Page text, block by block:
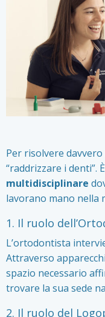
Per risolvere
“raddrizzare i denti”.
multidisciplinare
lavorano mano nella
1. Il ruolo
L’ortodontista
Attraverso
spazio necessario
trovare la sua sede
2. Il ruolo del